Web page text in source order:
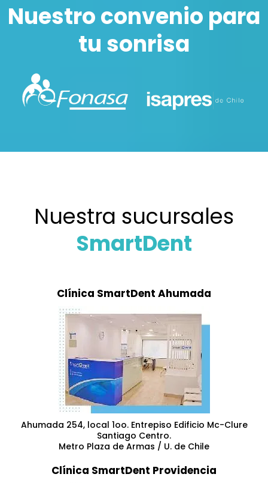
Nuestro convenio para
tu sonrisa
Nuestra sucursales
SmartDent
Clínica SmartDent Ahumada
Ahumada 254, local 1oo. Entrepiso Edificio Mc-Clure
Santiago Centro.
Metro Plaza de Armas / U. de Chile
Clínica SmartDent Providencia